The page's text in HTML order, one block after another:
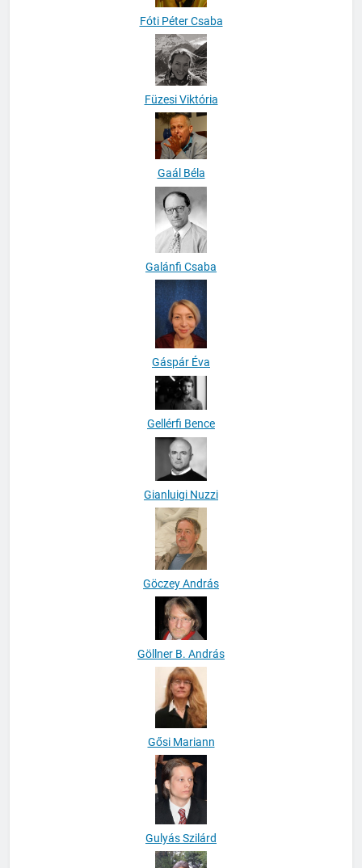
Fóti Péter Csaba
Füzesi Viktória
Gaál Béla
Galánfi Csaba
Gáspár Éva
Gellérfi Bence
Gianluigi Nuzzi
Göczey András
Göllner B. András
Gősi Mariann
Gulyás Szilárd